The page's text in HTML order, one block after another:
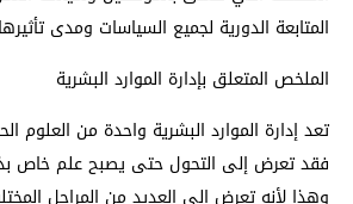
المتابعة الدورية لجميع السياسات ومدى
الملخص المتعلق بإدارة الموارد البشرية
تعد إدارة الموارد البشرية واحدة من العلوم
فقد تعرض إلى التحول حتى يصبح علم خاص